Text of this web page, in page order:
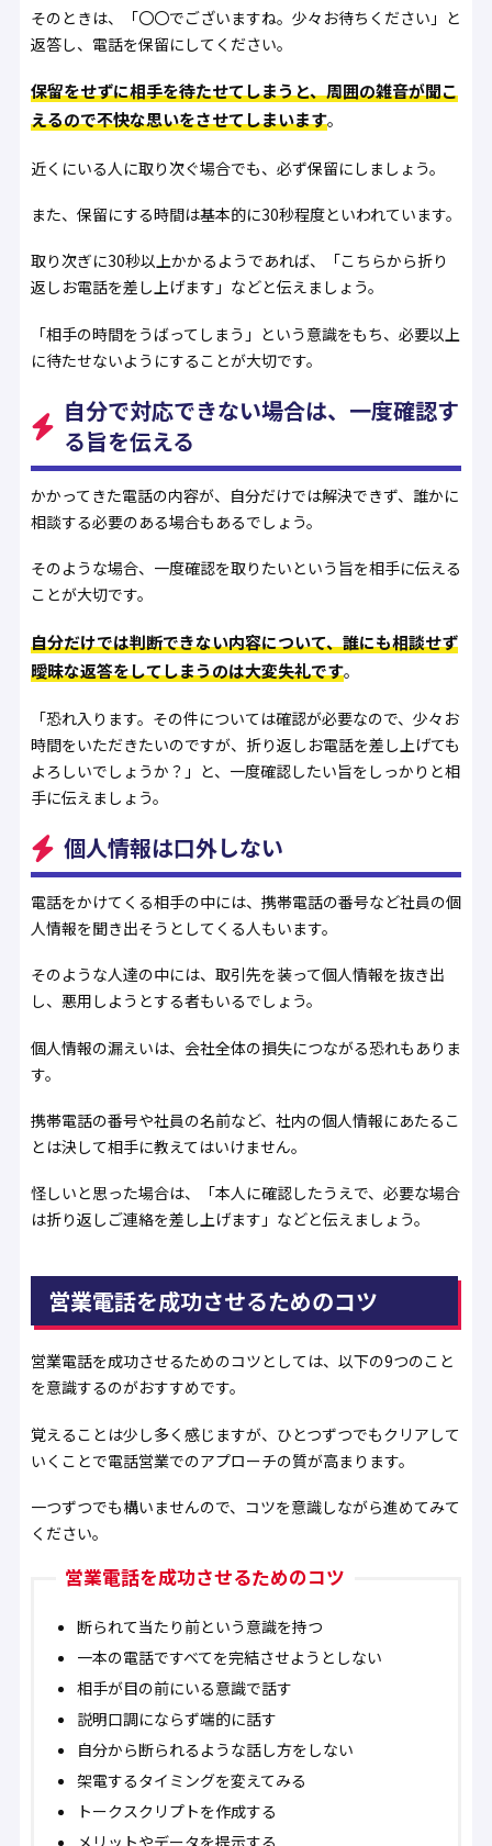
そのときは、「〇〇でございますね。少々お待ちください」と
返答し、電話を保留にしてください。
保留をせずに相手を待たせてしまうと、周囲の雑音が聞こ
えるので不快な思いをさせてしまいます。
近くにいる人に取り次ぐ場合でも、必ず保留にしましょう。
また、保留にする時間は基本的に30秒程度といわれています。
取り次ぎに30秒以上かかるようであれば、「こちらから折り
返しお電話を差し上げます」などと伝えましょう。
「相手の時間をうばってしまう」という意識をもち、必要以上
に待たせないようにすることが大切です。
自分で対応できない場合は、一度確認す
る旨を伝える
かかってきた電話の内容が、自分だけでは解決できず、誰かに
相談する必要のある場合もあるでしょう。
そのような場合、一度確認を取りたいという旨を相手に伝える
ことが大切です。
自分だけでは判断できない内容について、誰にも相談せず
曖昧な返答をしてしまうのは大変失礼です。
「恐れ入ります。その件については確認が必要なので、少々お
時間をいただきたいのですが、折り返しお電話を差し上げても
よろしいでしょうか？」と、一度確認したい旨をしっかりと相
手に伝えましょう。
個人情報は口外しない
電話をかけてくる相手の中には、携帯電話の番号など社員の個
人情報を聞き出そうとしてくる人もいます。
そのような人達の中には、取引先を装って個人情報を抜き出
し、悪用しようとする者もいるでしょう。
個人情報の漏えいは、会社全体の損失につながる恐れもありま
す。
携帯電話の番号や社員の名前など、社内の個人情報にあたるこ
とは決して相手に教えてはいけません。
怪しいと思った場合は、「本人に確認したうえで、必要な場合
は折り返しご連絡を差し上げます」などと伝えましょう。
営業電話を成功させるためのコツ
営業電話を成功させるためのコツとしては、以下の9つのこと
を意識するのがおすすめです。
覚えることは少し多く感じますが、ひとつずつでもクリアして
いくことで電話営業でのアプローチの質が高まります。
一つずつでも構いませんので、コツを意識しながら進めてみて
ください。
営業電話を成功させるためのコツ
断られて当たり前という意識を持つ
一本の電話ですべてを完結させようとしない
相手が目の前にいる意識で話す
説明口調にならず端的に話す
自分から断られるような話し方をしない
架電するタイミングを変えてみる
トークスクリプトを作成する